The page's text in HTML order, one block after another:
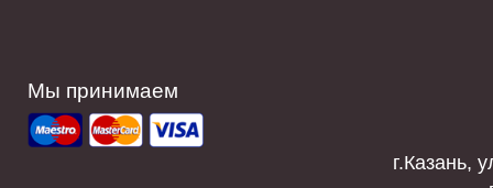
Мы принимаем
г.Казань,